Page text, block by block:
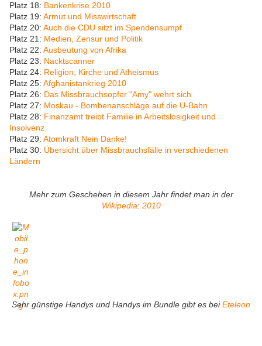
Platz 18: Bankenkrise 2010
Platz 19: Armut und Misswirtschaft
Platz 20: Auch die CDU sitzt im Spendensumpf
Platz 21: Medien, Zensur und Politik
Platz 22: Ausbeutung von Afrika
Platz 23: Nacktscanner
Platz 24: Religion, Kirche und Atheismus
Platz 25: Afghanistankrieg 2010
Platz 26: Das Missbrauchsopfer "Amy" wehrt sich
Platz 27: Moskau - Bombenanschläge auf die U-Bahn
Platz 28: Finanzamt treibt Familie in Arbeitslosigkeit und
Insolvenz
Platz 29: Atomkraft Nein Danke!
Platz 30: Übersicht über Missbrauchsfälle in verschiedenen
Ländern
Mehr zum Geschehen in diesem Jahr findet man in der
Wikipedia: 2010
Sehr günstige Handys und Handys im Bundle gibt es beiEteleon